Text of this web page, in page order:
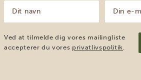
navn
(Påkrævet)
mail
(Påkrævet)
Ved at tilmelde dig vores mailingliste
accepterer du vores privatlivspolitik.